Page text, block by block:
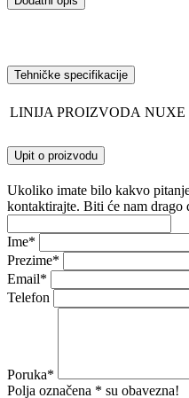
Tehničke specifikacije
LINIJA PROIZVODA NUXE
Upit o proizvodu
Ukoliko imate bilo kakvo
kontaktirajte. Biti će nam drago
Ime*
Prezime*
Email*
Telefon
Poruka*
Polja označena * su obavezna!